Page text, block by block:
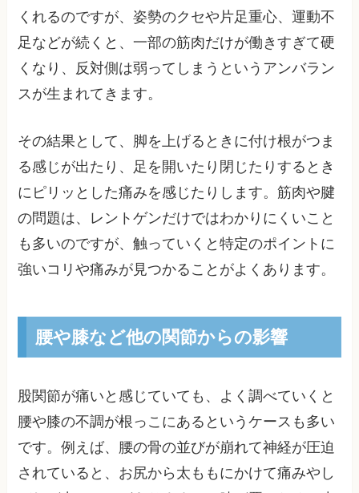
くれるのですが、姿勢のクセや片足重心、運動不
足などが続くと、一部の筋肉だけが働きすぎて硬
くなり、反対側は弱ってしまうというアンバラン
スが生まれてきます。
その結果として、脚を上げるときに付け根がつま
る感じが出たり、足を開いたり閉じたりするとき
にピリッとした痛みを感じたりします。筋肉や腱
の問題は、レントゲンだけではわかりにくいこと
も多いのですが、触っていくと特定のポイントに
強いコリや痛みが見つかることがよくあります。
腰や膝など他の関節からの影響
股関節が痛いと感じていても、よく調べていくと
腰や膝の不調が根っこにあるというケースも多い
です。例えば、腰の骨の並びが崩れて神経が圧迫
されていると、お尻から太ももにかけて痛みやし